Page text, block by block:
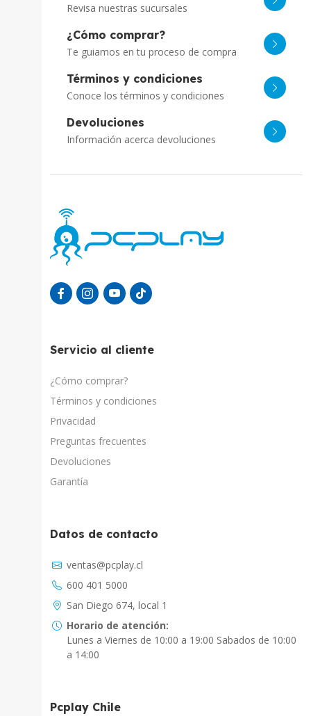
Revisa nuestras sucursales
¿Cómo comprar?
Te guiamos en tu proceso de compra
Términos y condiciones
Conoce los términos y condiciones
Devoluciones
Información acerca devoluciones
Servicio al cliente
¿Cómo comprar?
Términos y condiciones
Privacidad
Preguntas frecuentes
Devoluciones
Garantía
Datos de contacto
ventas@pcplay.cl
600 401 5000
San Diego 674, local 1
Horario de atención:
Lunes a Viernes de 10:00 a 19:00 Sabados de 10:00
a 14:00
Pcplay Chile
Chat con IA
PcPlay Santiago / Web
Hola soy Freddy, en que puedo ayudarte...
PcPlay Santiago / Tienda